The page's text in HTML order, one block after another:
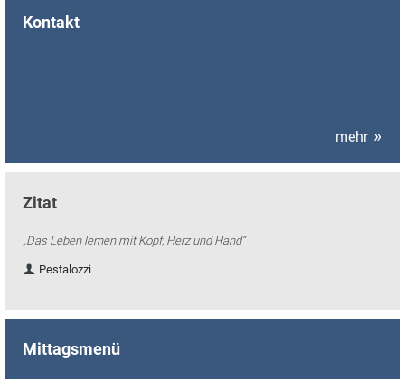
Kontakt
mehr
Zitat
„Das Leben lernen mit Kopf, Herz und Hand“
Pestalozzi
Mittagsmenü